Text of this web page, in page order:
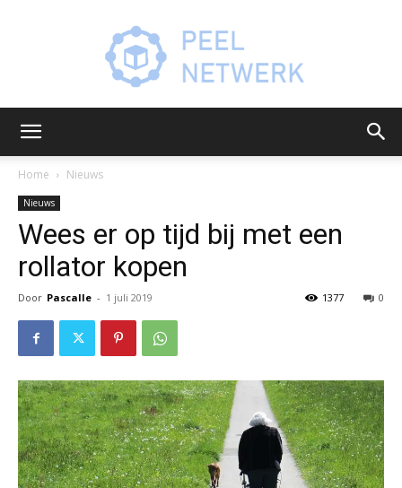
Home
Nieuws
Nieuws
Wees er op tijd bij met een
rollator kopen
Door Pascalle - 1 juli 2019 0
1377